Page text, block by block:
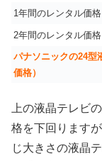
1年間のレンタル価格
2年間のレンタル価格
パナソニックの24型
価格）
上の液晶テレビ
格を下回ります
じ大きさの液晶